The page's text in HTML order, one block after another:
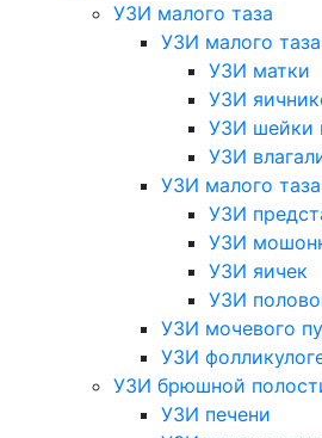
УЗИ малого таза
УЗИ малого
УЗИ матки
УЗИ
УЗИ шейки
УЗИ
УЗИ малого
УЗИ
УЗИ
УЗИ яичек
УЗИ
УЗИ мочевого
УЗИ
УЗИ брюшной
УЗИ печени